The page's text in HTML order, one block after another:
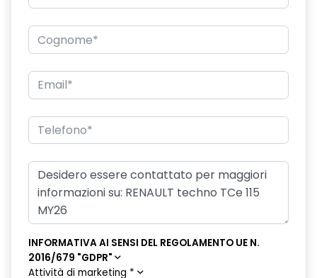
mantenimento della corsia
SHAPE
frecce di direzione
freno di stazionamento elettrico con funzione Auto-Hold
indicatore cambio marcia
keyless entry
limitatore di velocità a 180 km/h
INFORMATIVA AI SENSI DEL REGOLAMENTO UE N.
2016/679 "GDPR"
Attività di marketing *